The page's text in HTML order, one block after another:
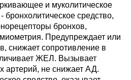
и муколитическое
- бронхолитическое средство,
бронхов,
Предупреждает или
снижает сопротивление в
ЖЕЛ. Вызывает
артерий, не снижает АД.